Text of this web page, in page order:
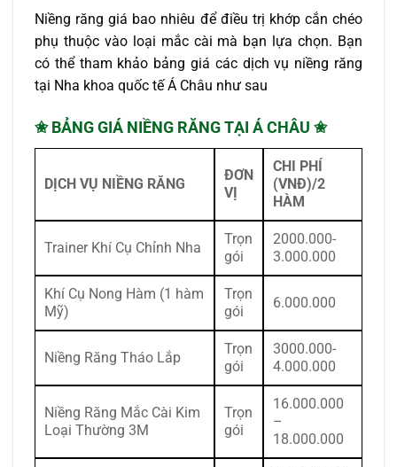
Niềng răng giá bao nhiêu để điều trị khớp cắn chéo
phụ thuộc vào loại mắc cài mà bạn lựa chọn. Bạn
có thể tham khảo bảng giá các dịch vụ niềng răng
tại Nha khoa quốc tế Á Châu như sau
✬ BẢNG GIÁ NIỀNG RĂNG TẠI Á CHÂU ✬
DỊCH VỤ NIỀNG RĂNG
ĐƠN
VỊ
CHI PHÍ
(VNĐ)/2
HÀM
Trainer Khí Cụ Chỉnh Nha
Trọn
gói
2000.000-
3.000.000
Khí Cụ Nong Hàm (1 hàm
Mỹ)
Trọn
gói
6.000.000
Niềng Răng Tháo Lắp
Trọn
gói
3000.000-
4.000.000
Niềng Răng Mắc Cài Kim
Loại Thường 3M
Trọn
gói
16.000.000
–
18.000.000